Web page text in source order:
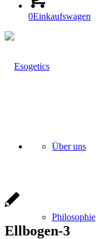
0Einkaufswagen
Über uns
Philosophie
Ellbogen-3